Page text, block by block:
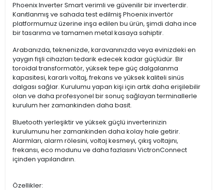
Phoenix Inverter Smart verimli ve güvenilir bir inverterdir.
Kanıtlanmış ve sahada test edilmiş Phoenix invertör
platformumuz üzerine inşa edilen bu ürün, şimdi daha ince
bir tasarıma ve tamamen metal kasaya sahiptir.
Arabanızda, teknenizde, karavanınızda veya evinizdeki en
yaygın fişli cihazları tedarik edecek kadar güçlüdür. Bir
toroidal transformatör, yüksek tepe güç dalgalanma
kapasitesi, kararlı voltaj, frekans ve yüksek kaliteli sinüs
dalgası sağlar. Kurulumu yapan kişi için artık daha erişilebilir
olan ve daha profesyonel bir sonuç sağlayan terminallerle
kurulum her zamankinden daha basit.
Bluetooth yerleşiktir ve yüksek güçlü inverterinizin
kurulumunu her zamankinden daha kolay hale getirir.
Alarmları, alarm rölesini, voltaj kesmeyi, çıkış voltajını,
frekansı, eco modunu ve daha fazlasını VictronConnect
içinden yapılandırın.
Özellikler: